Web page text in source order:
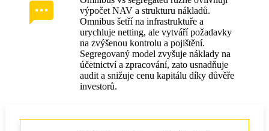
výpočet NAV a strukturu nákladů.
Omnibus šetří na infrastruktuře a
urychluje netting, ale vytváří požadavky
na zvýšenou kontrolu a pojištění.
Segregovaný model zvyšuje náklady na
účetnictví a zpracování, zato usnadňuje
audit a snižuje cenu kapitálu díky důvěře
investorů.